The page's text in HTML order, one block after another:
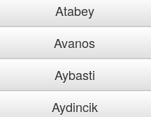
Atabey
Avanos
Aybasti
Aydincik